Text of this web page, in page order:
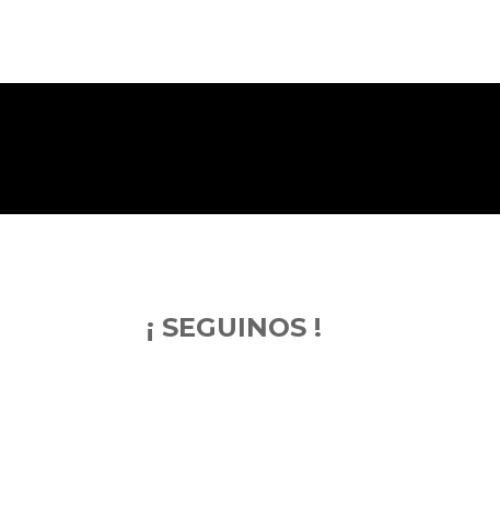
¡ SEGUINOS !